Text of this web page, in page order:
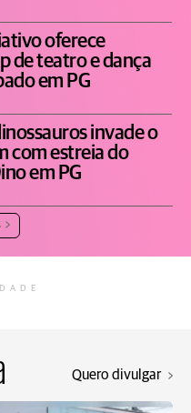
oferece
de teatro e dança
em PG
invade o
com estreia do
em PG
Quero divulgar